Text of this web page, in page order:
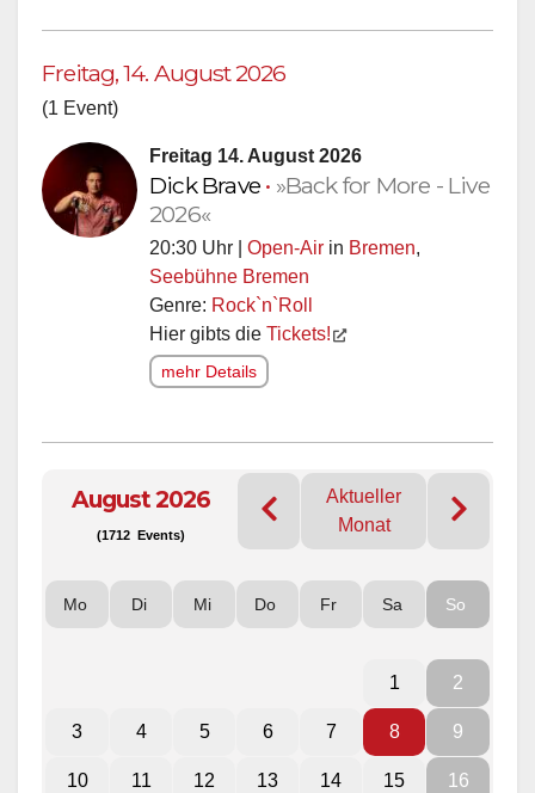
Freitag, 14. August 2026
(1 Event)
Freitag 14. August 2026
Dick Brave • »Back for More - Live
2026«
20:30 Uhr | Open-Air in Bremen,
Seebühne Bremen
Genre: Rock`n`Roll
Hier gibts die Tickets!
mehr Details
August 2026
(1712 Events)
Aktueller
Monat
Mo Di Mi Do Fr Sa So
1 2
3 4 5 6 7 8 9
10 11 12 13 14 15 16